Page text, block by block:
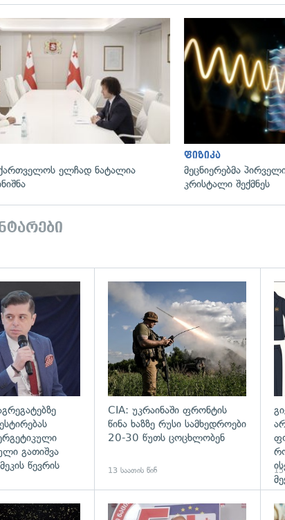
ელჩად ნატალია
ფიზიკა
მეცნიერებმა
კრისტალი შექმნეს
გადახედვა
გათიშვა
წევრის
CIA: უკრაინაში ფრონტის
წინა ხაზზე რუსი სამხედროები
20-30 წუთს ცოცხლობენ
13 საათის წინ 15
გადახედვა